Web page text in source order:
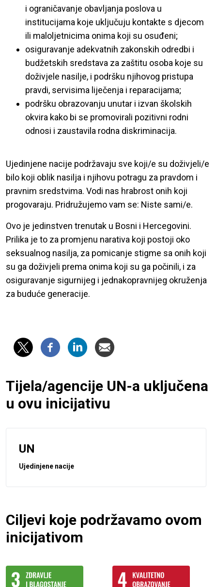
i ograničavanje obavljanja poslova u
institucijama koje uključuju kontakte s djecom
ili maloljetnicima onima koji su osuđeni;
osiguravanje adekvatnih zakonskih odredbi i
budžetskih sredstava za zaštitu osoba koje su
doživjele nasilje, i podršku njihovog pristupa
pravdi, servisima liječenja i reparacijama;
podršku obrazovanju unutar i izvan školskih
okvira kako bi se promovirali pozitivni rodni
odnosi i zaustavila rodna diskriminacija.
Ujedinjene nacije podržavaju sve koji/e su doživjeli/e
bilo koji oblik nasilja i njihovu potragu za pravdom i
pravnim sredstvima. Vodi nas hrabrost onih koji
progovaraju. Pridružujemo vam se: Niste sami/e.
Ovo je jedinstven trenutak u Bosni i Hercegovini.
Prilika je to za promjenu narativa koji postoji oko
seksualnog nasilja, za pomicanje stigme sa onih koji
su ga doživjeli prema onima koji su ga počinili, i za
osiguravanje sigurnijeg i jednakopravnijeg okruženja
za buduće generacije.
Tijela/agencije UN-a uključena
u ovu inicijativu
UN
Ujedinjene nacije
Ciljevi koje podržavamo ovom
inicijativom